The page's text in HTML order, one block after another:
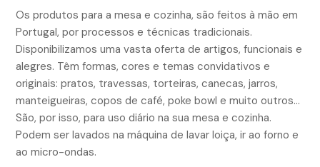
Os produtos para a mesa e cozinha, são feitos à mão em
Portugal, por processos e técnicas tradicionais.
Disponibilizamos uma vasta oferta de artigos, funcionais e
alegres. Têm formas, cores e temas convidativos e
originais: pratos, travessas, torteiras, canecas, jarros,
manteigueiras, copos de café, poke bowl e muito outros…
São, por isso, para uso diário na sua mesa e cozinha.
Podem ser lavados na máquina de lavar loiça, ir ao forno e
ao micro-ondas.